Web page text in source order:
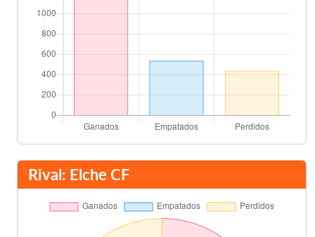
Rival: Elche CF